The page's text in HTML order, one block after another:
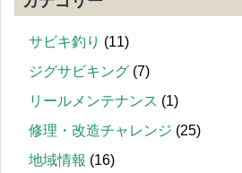
サビキ釣り (11)
ジグサビキング (7)
リールメンテナンス (1)
修理・改造チャレンジ (25)
地域情報 (16)